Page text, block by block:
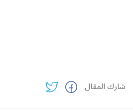
شارك المقال